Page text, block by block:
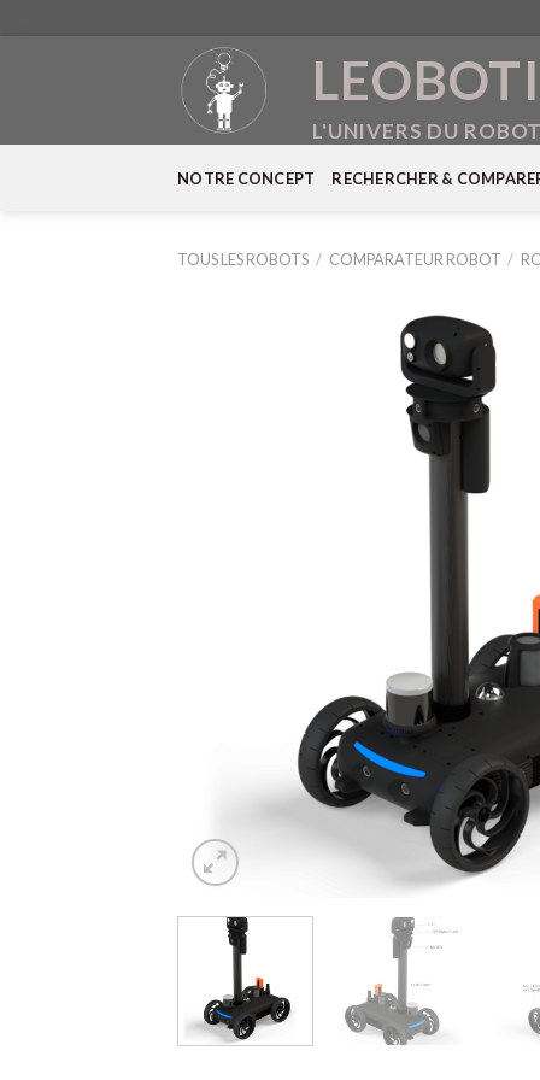
L'UNIVERS DU ROBOT
NOTRE CONCEPT RECHERCHER &
TOUS LES ROBOTS / COMPARATEUR ROBOT /